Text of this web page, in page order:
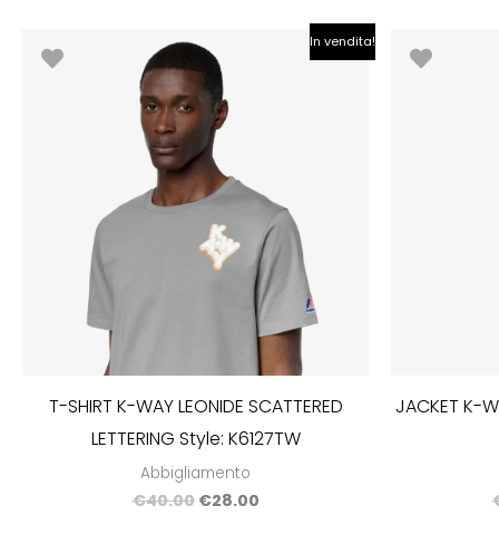
In vendita!
T-SHIRT K-WAY LEONIDE SCATTERED
LETTERING Style: K6127TW
Abbigliamento
€40.00
Il
prezzo
originale
era:
€40.00.
€28.00
prezzo
JACKET K-